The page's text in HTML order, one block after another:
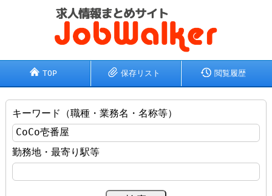
TOP 保存リスト 閲覧履歴
キーワード（職種・業務名・名称等）
勤務地・最寄り駅等